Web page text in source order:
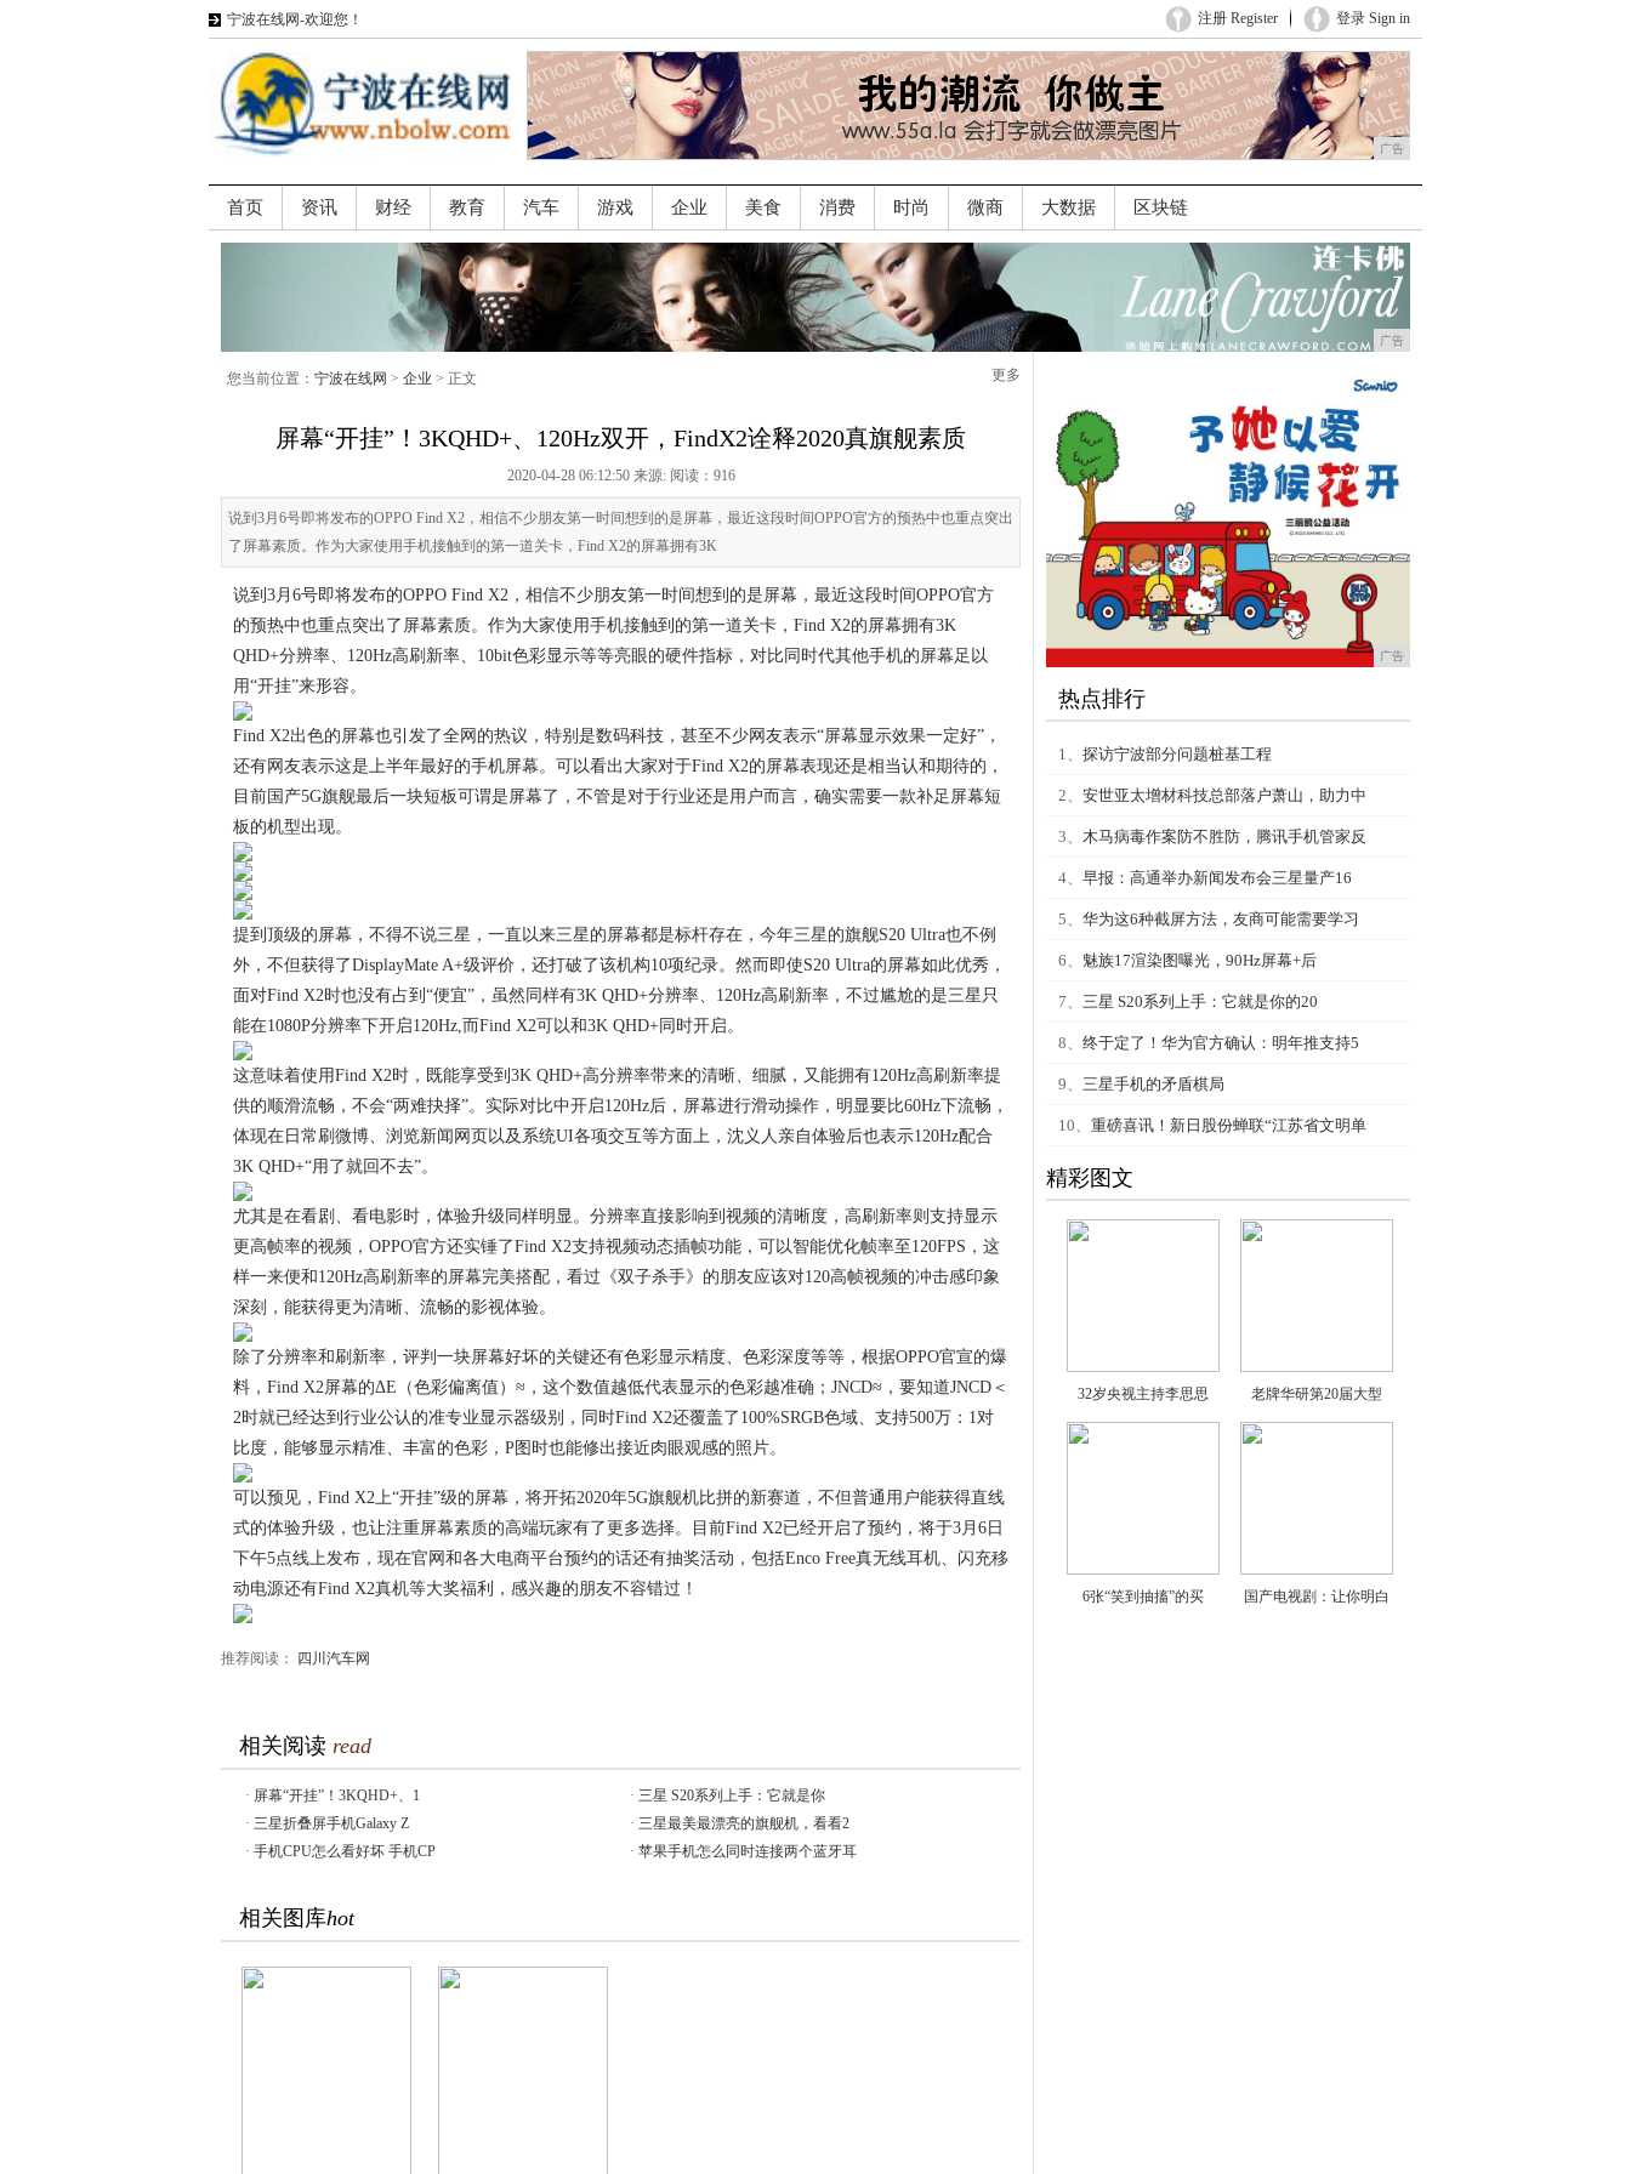
宁波在线网-欢迎您！ 登录 Sign in
注册 Register
广告
首页 资讯 财经 教育 汽车 游戏 企业 美食 消费 时尚 微商 大数据 区块链
广告
您当前位置： 宁波在线网 > 企业 > 正文 更多
屏幕“开挂”！3KQHD+、120Hz双开，FindX2诠释2020真旗舰素质
2020-04-28 06:12:50 来源: 阅读：916
说到3月6号即将发布的OPPO Find X2，相信不少朋友第一时间想到的是屏幕，最近这段时间OPPO官方的预热中也重点突出
了屏幕素质。作为大家使用手机接触到的第一道关卡，Find X2的屏幕拥有3K
说到3月6号即将发布的OPPO Find X2，相信不少朋友第一时间想到的是屏幕，最近这段时间OPPO官方
的预热中也重点突出了屏幕素质。作为大家使用手机接触到的第一道关卡，Find X2的屏幕拥有3K
QHD+分辨率、120Hz高刷新率、10bit色彩显示等等亮眼的硬件指标，对比同时代其他手机的屏幕足以
用“开挂”来形容。
Find X2出色的屏幕也引发了全网的热议，特别是数码科技，甚至不少网友表示“屏幕显示效果一定好”，
还有网友表示这是上半年最好的手机屏幕。可以看出大家对于Find X2的屏幕表现还是相当认和期待的，
目前国产5G旗舰最后一块短板可谓是屏幕了，不管是对于行业还是用户而言，确实需要一款补足屏幕短
板的机型出现。
提到顶级的屏幕，不得不说三星，一直以来三星的屏幕都是标杆存在，今年三星的旗舰S20 Ultra也不例
外，不但获得了DisplayMate A+级评价，还打破了该机构10项纪录。然而即使S20 Ultra的屏幕如此优秀，
面对Find X2时也没有占到“便宜”，虽然同样有3K QHD+分辨率、120Hz高刷新率，不过尴尬的是三星只
能在1080P分辨率下开启120Hz,而Find X2可以和3K QHD+同时开启。
这意味着使用Find X2时，既能享受到3K QHD+高分辨率带来的清晰、细腻，又能拥有120Hz高刷新率提
供的顺滑流畅，不会“两难抉择”。实际对比中开启120Hz后，屏幕进行滑动操作，明显要比60Hz下流畅，
体现在日常刷微博、浏览新闻网页以及系统UI各项交互等方面上，沈义人亲自体验后也表示120Hz配合
3K QHD+“用了就回不去”。
尤其是在看剧、看电影时，体验升级同样明显。分辨率直接影响到视频的清晰度，高刷新率则支持显示
更高帧率的视频，OPPO官方还实锤了Find X2支持视频动态插帧功能，可以智能优化帧率至120FPS，这
样一来便和120Hz高刷新率的屏幕完美搭配，看过《双子杀手》的朋友应该对120高帧视频的冲击感印象
深刻，能获得更为清晰、流畅的影视体验。
除了分辨率和刷新率，评判一块屏幕好坏的关键还有色彩显示精度、色彩深度等等，根据OPPO官宣的爆
料，Find X2屏幕的ΔE（色彩偏离值）≈，这个数值越低代表显示的色彩越准确；JNCD≈，要知道JNCD＜
2时就已经达到行业公认的准专业显示器级别，同时Find X2还覆盖了100%SRGB色域、支持500万：1对
比度，能够显示精准、丰富的色彩，P图时也能修出接近肉眼观感的照片。
可以预见，Find X2上“开挂”级的屏幕，将开拓2020年5G旗舰机比拼的新赛道，不但普通用户能获得直线
式的体验升级，也让注重屏幕素质的高端玩家有了更多选择。目前Find X2已经开启了预约，将于3月6日
下午5点线上发布，现在官网和各大电商平台预约的话还有抽奖活动，包括Enco Free真无线耳机、闪充移
动电源还有Find X2真机等大奖福利，感兴趣的朋友不容错过！
推荐阅读： 四川汽车网
相关阅读 read
· 屏幕“开挂”！3KQHD+、1 · 三星 S20系列上手：它就是你
· 三星折叠屏手机Galaxy Z · 三星最美最漂亮的旗舰机，看看2
· 手机CPU怎么看好坏 手机CP · 苹果手机怎么同时连接两个蓝牙耳
相关图库hot
广告
热点排行
1、 探访宁波部分问题桩基工程
2、 安世亚太增材科技总部落户萧山，助力中
3、 木马病毒作案防不胜防，腾讯手机管家反
4、 早报：高通举办新闻发布会三星量产16
5、 华为这6种截屏方法，友商可能需要学习
6、 魅族17渲染图曝光，90Hz屏幕+后
7、 三星 S20系列上手：它就是你的20
8、 终于定了！华为官方确认：明年推支持5
9、 三星手机的矛盾棋局
10、 重磅喜讯！新日股份蝉联“江苏省文明单
精彩图文
32岁央视主持李思思 老牌华研第20届大型
6张“笑到抽搐”的买 国产电视剧：让你明白